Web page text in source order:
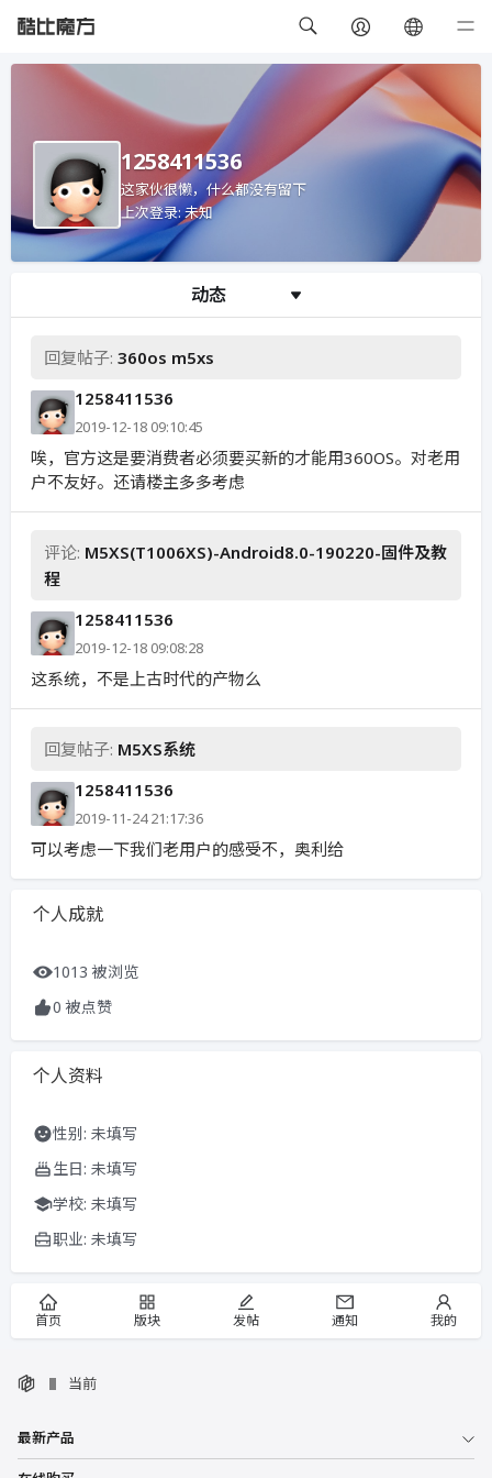
1258411536
这家伙很懒，什么都没有留下
上次登录: 未知
动态
回复帖子: 360os m5xs
1258411536
2019-12-18 09:10:45
唉，官方这是要消费者必须要买新的才能用360OS。对老用
户不友好。还请楼主多多考虑
评论: M5XS(T1006XS)-Android8.0-190220-固件及教
程
1258411536
2019-12-18 09:08:28
这系统，不是上古时代的产物么
回复帖子: M5XS系统
1258411536
2019-11-24 21:17:36
可以考虑一下我们老用户的感受不，奥利给
个人成就
1013 被浏览
0 被点赞
个人资料
性别: 未填写
生日: 未填写
学校: 未填写
职业: 未填写
首页 版块 发帖 通知 我的
当前
最新产品